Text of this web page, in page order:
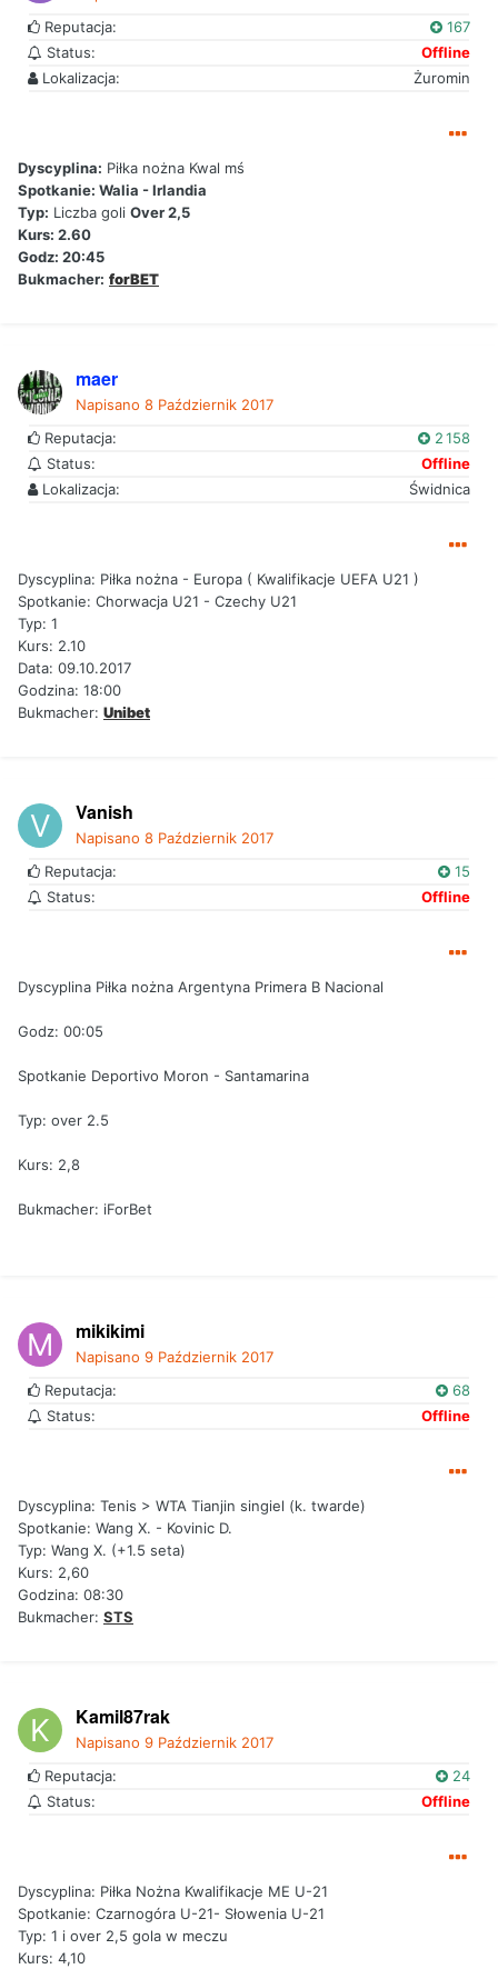
Reputacja:
167
Status:
Offline
Lokalizacja:
Żuromin
Dyscyplina: Piłka nożna Kwal mś
Spotkanie: Walia - Irlandia
Typ: Liczba goli Over 2,5
Kurs: 2.60
Godz: 20:45
Bukmacher: forBET
maer
Napisano 8 Październik 2017
Reputacja:
2 158
Status:
Offline
Lokalizacja:
Świdnica
Dyscyplina: Piłka nożna - Europa ( Kwalifikacje UEFA U21 )
Spotkanie: Chorwacja U21 - Czechy U21
Typ: 1
Kurs: 2.10
Data: 09.10.2017
Godzina: 18:00
Bukmacher: Unibet
Vanish
Napisano 8 Październik 2017
Reputacja:
15
Status:
Offline
Dyscyplina Piłka nożna Argentyna Primera B Nacional
Godz: 00:05
Spotkanie Deportivo Moron - Santamarina
Typ: over 2.5
Kurs: 2,8
Bukmacher: iForBet
mikikimi
Napisano 9 Październik 2017
Reputacja:
68
Status:
Offline
Dyscyplina: Tenis > WTA Tianjin singiel (k. twarde)
Spotkanie: Wang X. - Kovinic D.
Typ: Wang X. (+1.5 seta)
Kurs: 2,60
Godzina: 08:30
Bukmacher: STS
Kamil87rak
Napisano 9 Październik 2017
Reputacja:
24
Status:
Offline
Dyscyplina: Piłka Nożna Kwalifikacje ME U-21
Spotkanie: Czarnogóra U-21- Słowenia U-21
Typ: 1 i over 2,5 gola w meczu
Kurs: 4,10